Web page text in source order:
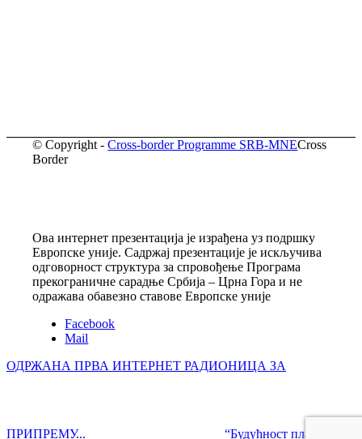
© Copyright -Cross-border Programme SRB-MNECross
Border
Ова интернет презентација је израђена уз подршку
Европске уније. Садржај презентације је искључива
одговорност структура за спровођење Програма
прекограничне сарадње Србија – Црна Гора и не
одражава обавезно ставове Европске уније
Facebook
Mail
ОДРЖАНА ПРВА ИНТЕРНЕТ РАДИОНИЦА ЗА
ПРИПРЕМУ... “Будућност планете је